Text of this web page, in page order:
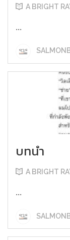
A BRIGHT
...
บทนำ
A BRIGHT
...